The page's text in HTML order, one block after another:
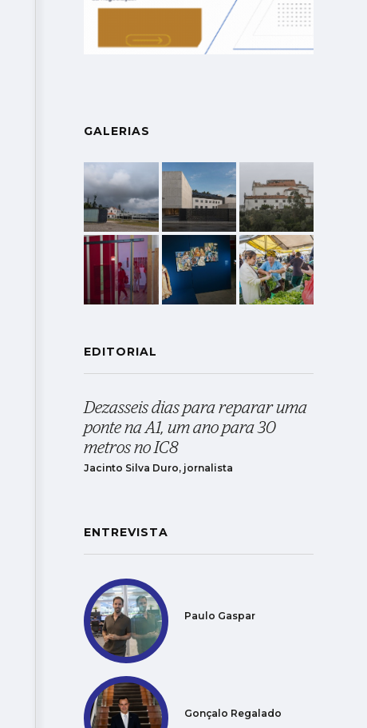
GALERIAS
EDITORIAL
Dezasseis dias para reparar uma
ponte na A1, um ano para 30
metros no IC8
Jacinto Silva Duro, jornalista
ENTREVISTA
Paulo Gaspar
Gonçalo Regalado